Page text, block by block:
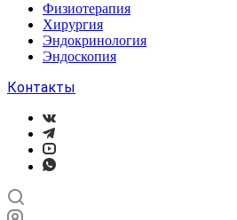
Физиотерапия
Хирургия
Эндокринология
Эндоскопия
Контакты